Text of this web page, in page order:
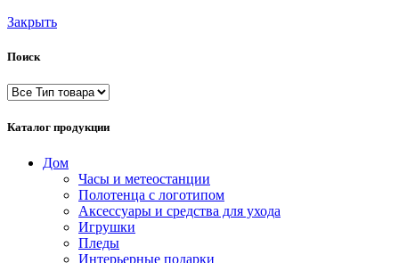
Закрыть
Поиск
Каталог продукции
Дом
Часы и метеостанции
Полотенца с логотипом
Аксессуары и средства для ухода
Игрушки
Пледы
Интерьерные подарки